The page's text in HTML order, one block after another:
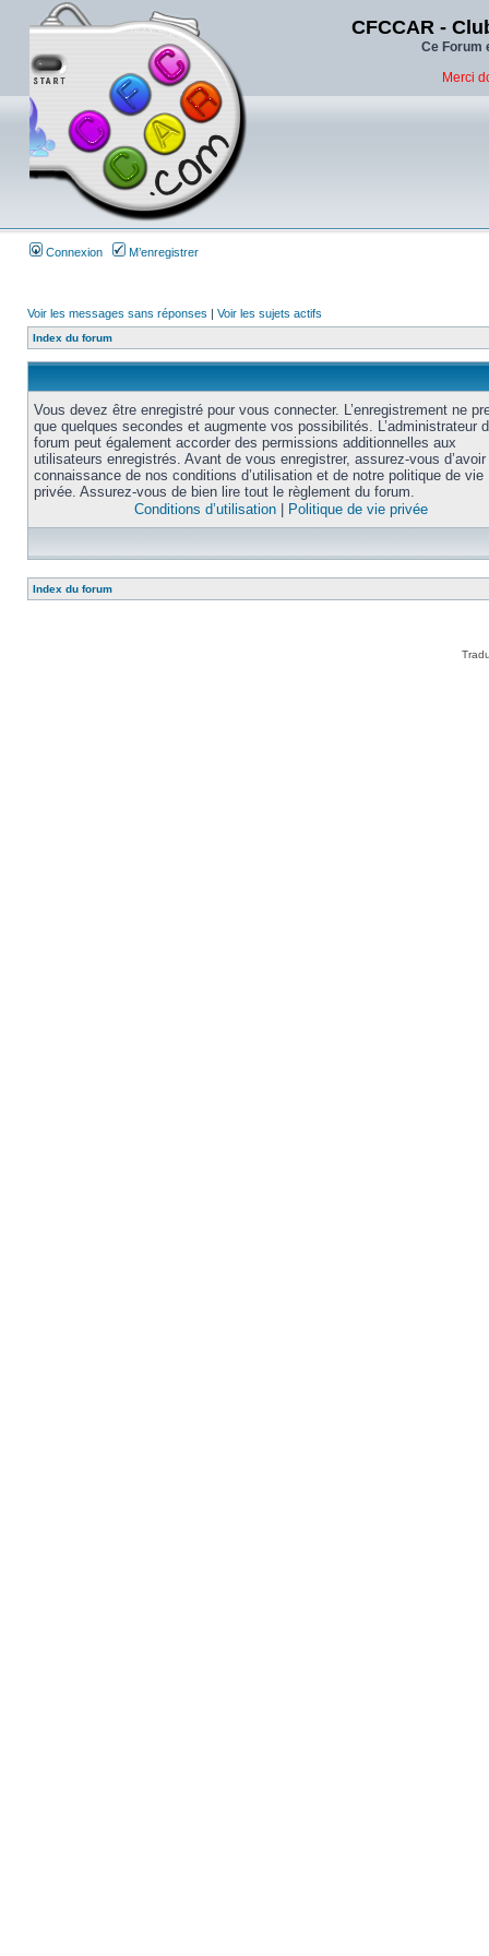
CFCCAR -
Ce Forum
Merci
Connexion M’enregistrer
Voir les messages sans réponses | Voir les sujets actifs
Index du forum
Vous devez être enregistré pour vous connecter. L’enregistrement ne
que quelques secondes et augmente vos possibilités. L’administrateur
forum peut également accorder des permissions additionnelles aux
utilisateurs enregistrés. Avant de vous enregistrer, assurez-vous
connaissance de nos conditions d’utilisation et de notre politique de vie
privée. Assurez-vous de bien lire tout le règlement du forum.
Conditions d’utilisation
Politique de vie privée
Index du forum